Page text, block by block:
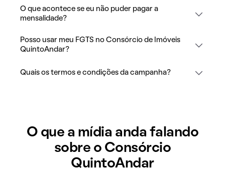
O que acontece se eu não puder pagar a
mensalidade?
Posso usar meu FGTS no Consórcio de Imóveis
QuintoAndar?
Quais os termos e condições da campanha?
O que a mídia anda falando
sobre o Consórcio
QuintoAndar